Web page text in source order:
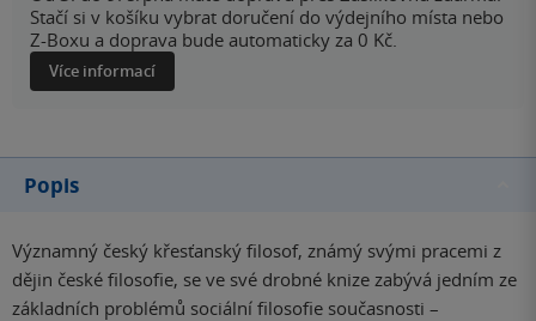
Stačí si v košíku vybrat doručení do výdejního místa nebo
Z-Boxu a doprava bude automaticky za 0 Kč.
Více informací
Popis
Významný český křesťanský filosof, známý svými pracemi z
dějin české filosofie, se ve své drobné knize zabývá jedním ze
základních problémů sociální filosofie současnosti –